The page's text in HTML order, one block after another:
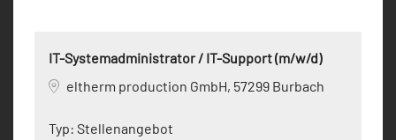
IT-Systemadministrator / IT-Support (m/w/d)
eltherm production GmbH, 57299 Burbach
Typ: Stellenangebot